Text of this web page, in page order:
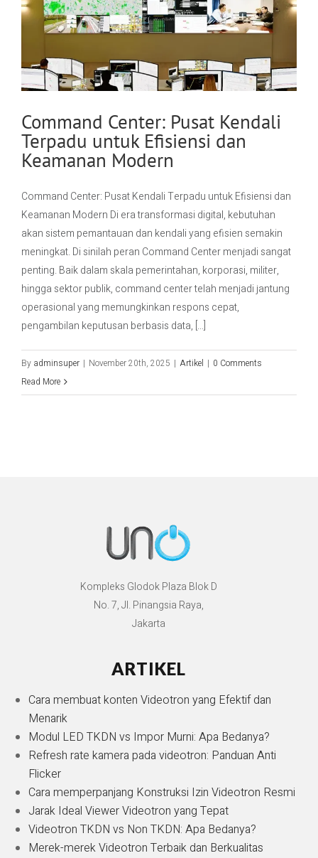
Command Center: Pusat Kendali
Terpadu untuk Efisiensi dan
Keamanan Modern
Command Center: Pusat Kendali Terpadu untuk Efisiensi dan
Keamanan Modern Di era transformasi digital, kebutuhan
akan sistem pemantauan dan kendali yang efisien semakin
meningkat. Di sinilah peran Command Center menjadi sangat
penting. Baik dalam skala pemerintahan, korporasi, militer,
hingga sektor publik, command center telah menjadi jantung
operasional yang memungkinkan respons cepat,
pengambilan keputusan berbasis data, [...]
By adminsuper | November 20th, 2025 | Artikel | 0 Comments
Read More
Kompleks Glodok Plaza Blok D
No. 7, Jl. Pinangsia Raya,
Jakarta
ARTIKEL
Cara membuat konten Videotron yang Efektif dan
Menarik
Modul LED TKDN vs Impor Murni: Apa Bedanya?
Refresh rate kamera pada videotron: Panduan Anti
Flicker
Cara memperpanjang Konstruksi Izin Videotron Resmi
Jarak Ideal Viewer Videotron yang Tepat
Videotron TKDN vs Non TKDN: Apa Bedanya?
Merek-merek Videotron Terbaik dan Berkualitas